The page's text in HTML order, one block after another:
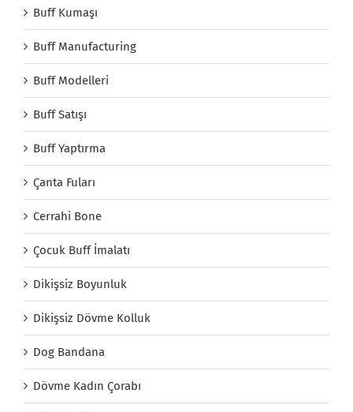
Buff Kumaşı
Buff Manufacturing
Buff Modelleri
Buff Satışı
Buff Yaptırma
Çanta Fuları
Cerrahi Bone
Çocuk Buff İmalatı
Dikişsiz Boyunluk
Dikişsiz Dövme Kolluk
Dog Bandana
Dövme Kadın Çorabı